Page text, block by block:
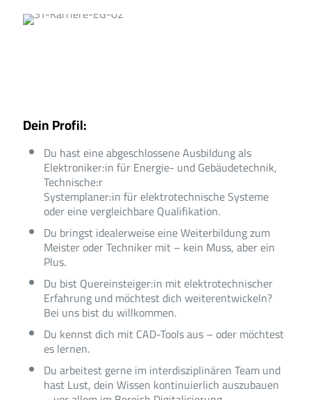
Dein Profil:
Du hast eine abgeschlossene Ausbildung als
Elektroniker:in für Energie- und Gebäudetechnik,
Technische:r
Systemplaner:in für elektrotechnische Systeme
oder eine vergleichbare Qualifikation.
Du bringst idealerweise eine Weiterbildung zum
Meister oder Techniker mit – kein Muss, aber ein
Plus.
Du bist Quereinsteiger:in mit elektrotechnischer
Erfahrung und möchtest dich weiterentwickeln?
Bei uns bist du willkommen.
Du kennst dich mit CAD-Tools aus – oder möchtest
es lernen.
Du arbeitest gerne im interdisziplinären Team und
hast Lust, dein Wissen kontinuierlich auszubauen